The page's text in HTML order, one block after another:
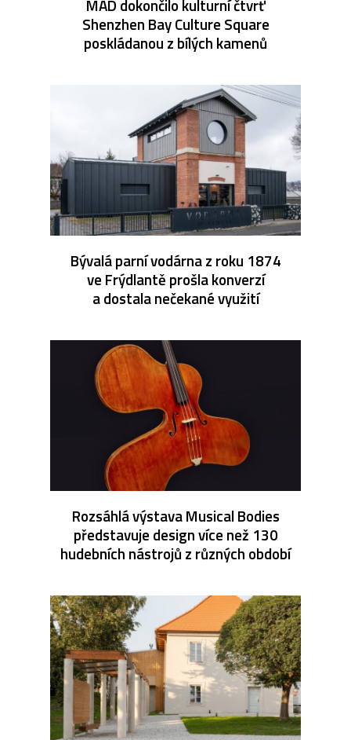
MAD dokončilo kulturní čtvrť
Shenzhen Bay Culture Square
poskládanou z bílých kamenů
Bývalá parní vodárna z roku 1874
ve Frýdlantě prošla konverzí
a dostala nečekané využití
Rozsáhlá výstava Musical Bodies
představuje design více než 130
hudebních nástrojů z různých období